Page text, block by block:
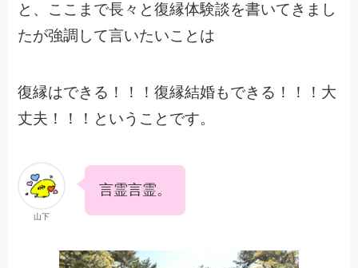
と、ここまで長々と復縁体験談を書いてきまし
たが強調して言いたいことは
復縁はできる！！！復縁結婚もできる！！！大
丈夫！！！ということです。
山下
言霊言霊。